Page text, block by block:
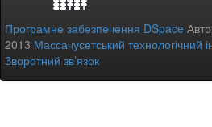
Програмне забезпечення DSpace
2013 Массачусетський технологічний
Зворотний зв’язок